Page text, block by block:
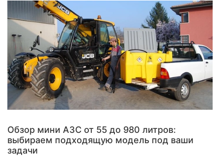
Обзор мини АЗС от 55 до 980 литров:
выбираем подходящую модель под ваши
задачи